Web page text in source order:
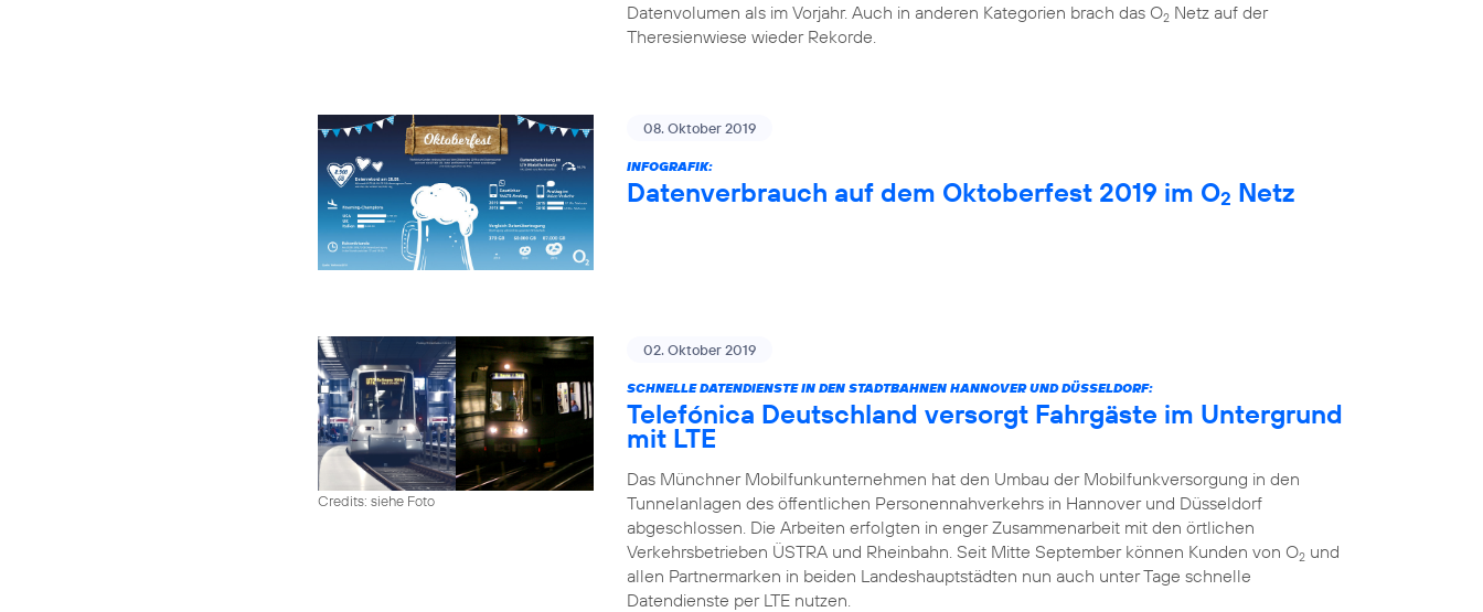
Datenvolumen als im Vorjahr. Auch in anderen Kategorien brach das O2 Netz auf der
Theresienwiese wieder Rekorde.
08. Oktober 2019
INFOGRAFIK:
Datenverbrauch auf dem Oktoberfest 2019 im O2 Netz
Credits: siehe Foto
02. Oktober 2019
SCHNELLE DATENDIENSTE IN DEN STADTBAHNEN HANNOVER UND DÜSSELDORF:
Telefónica Deutschland versorgt Fahrgäste im Untergrund
mit LTE
Das Münchner Mobilfunkunternehmen hat den Umbau der Mobilfunkversorgung in den
Tunnelanlagen des öffentlichen Personennahverkehrs in Hannover und Düsseldorf
abgeschlossen. Die Arbeiten erfolgten in enger Zusammenarbeit mit den örtlichen
Verkehrsbetrieben ÜSTRA und Rheinbahn. Seit Mitte September können Kunden von O2 und
allen Partnermarken in beiden Landeshauptstädten nun auch unter Tage schnelle
Datendienste per LTE nutzen.